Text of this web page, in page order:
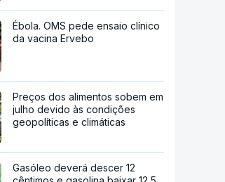
Ébola. OMS pede ensaio clínico
da vacina Ervebo
Preços dos alimentos sobem em
julho devido às condições
geopolíticas e climáticas
Gasóleo deverá descer 12